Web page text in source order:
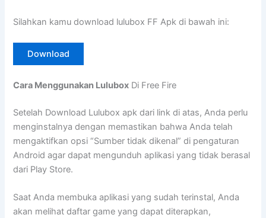
Silahkan kamu download lulubox FF Apk di bawah ini:
Download
Cara Menggunakan Lulubox Di Free Fire
Setelah Download Lulubox apk dari link di atas, Anda perlu
menginstalnya dengan memastikan bahwa Anda telah
mengaktifkan opsi “Sumber tidak dikenal” di pengaturan
Android agar dapat mengunduh aplikasi yang tidak berasal
dari Play Store.
Saat Anda membuka aplikasi yang sudah terinstal, Anda
akan melihat daftar game yang dapat diterapkan,